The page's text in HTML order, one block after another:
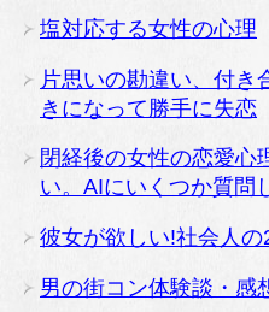
塩対応する女性の心理
片思いの勘違い、付き
きになって勝手に失恋
閉経後の女性の恋愛心
い。AIにいくつか質問
彼女が欲しい!社会人
男の街コン体験談・感